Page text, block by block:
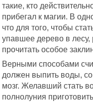
такие, кто
прибегал к магии. В
что для того, чтобы
упавшее дерево в
прочитать особое
Верными способами
должен выпить воды,
мозг. Желавший стать
полнолуния